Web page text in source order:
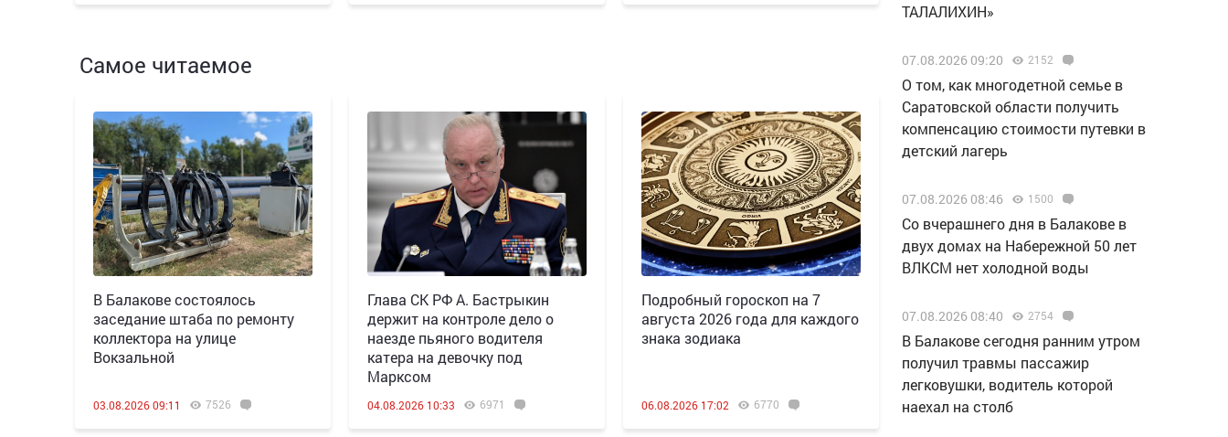
Самое читаемое
В Балакове состоялось
заседание штаба по ремонту
коллектора на улице
Вокзальной
03.08.2026 09:11 7526
Глава СК РФ А. Бастрыкин
держит на контроле дело о
наезде пьяного водителя
катера на девочку под
Марксом
04.08.2026 10:33 6971
Подробный гороскоп на 7
августа 2026 года для каждого
знака зодиака
06.08.2026 17:02 6770
ТАЛАЛИХИН»
07.08.2026 09:20 2152
О том, как многодетной семье в
Саратовской области получить
компенсацию стоимости путевки в
детский лагерь
07.08.2026 08:46 1500
Со вчерашнего дня в Балакове в
двух домах на Набережной 50 лет
ВЛКСМ нет холодной воды
07.08.2026 08:40 2754
В Балакове сегодня ранним утром
получил травмы пассажир
легковушки, водитель которой
наехал на столб